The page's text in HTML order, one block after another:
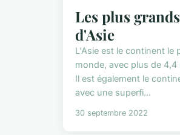
Les plus
d'Asie
L'Asie est le continent le
monde, avec plus de
Il est également le
avec une superfi...
30 septembre 2022